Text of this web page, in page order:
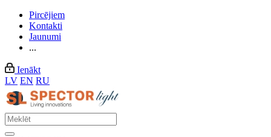
Pircējiem
Kontakti
Jaunumi
...
Ienākt
LV EN RU